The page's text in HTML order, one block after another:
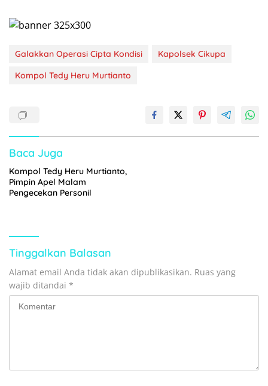
Galakkan Operasi Cipta Kondisi
Kapolsek Cikupa
Kompol Tedy Heru Murtianto
Baca Juga
Kompol Tedy Heru Murtianto,
Pimpin Apel Malam
Pengecekan Personil
Tinggalkan Balasan
Alamat email Anda tidak akan dipublikasikan. Ruas yang
wajib ditandai *